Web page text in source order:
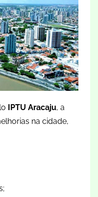
IPTU Aracaju, a
na cidade,